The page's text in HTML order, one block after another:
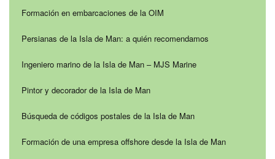
Formación en embarcaciones de la OIM
Persianas de la Isla de Man: a quién recomendamos
Ingeniero marino de la Isla de Man – MJS Marine
Pintor y decorador de la Isla de Man
Búsqueda de códigos postales de la Isla de Man
Formación de una empresa offshore desde la Isla de Man